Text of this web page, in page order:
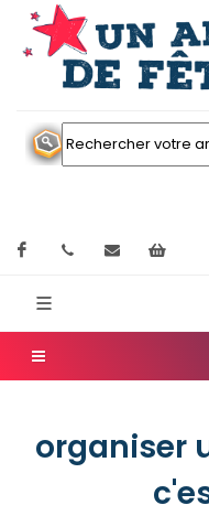
Facebook
organiser